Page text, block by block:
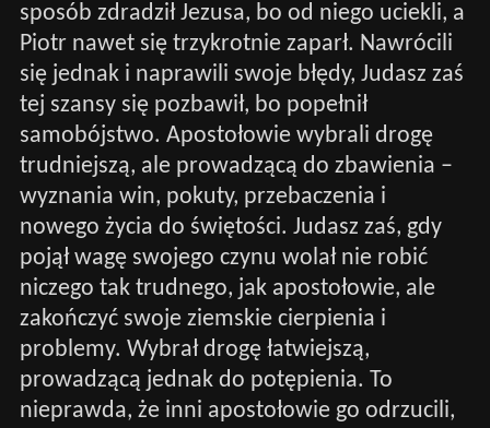
sposób zdradził Jezusa, bo od niego uciekli, a
Piotr nawet się trzykrotnie zaparł. Nawrócili
się jednak i naprawili swoje błędy, Judasz zaś
tej szansy się pozbawił, bo popełnił
samobójstwo. Apostołowie wybrali drogę
trudniejszą, ale prowadzącą do zbawienia –
wyznania win, pokuty, przebaczenia i
nowego życia do świętości. Judasz zaś, gdy
pojął wagę swojego czynu wolał nie robić
niczego tak trudnego, jak apostołowie, ale
zakończyć swoje ziemskie cierpienia i
problemy. Wybrał drogę łatwiejszą,
prowadzącą jednak do potępienia. To
nieprawda, że inni apostołowie go odrzucili,